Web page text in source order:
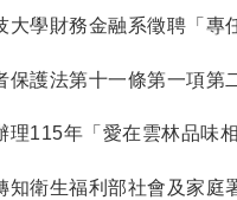
大學財務金融系徵聘「
保護法第十一條第一項第
理115年「愛在雲林品味
知衛生福利部社會及家庭